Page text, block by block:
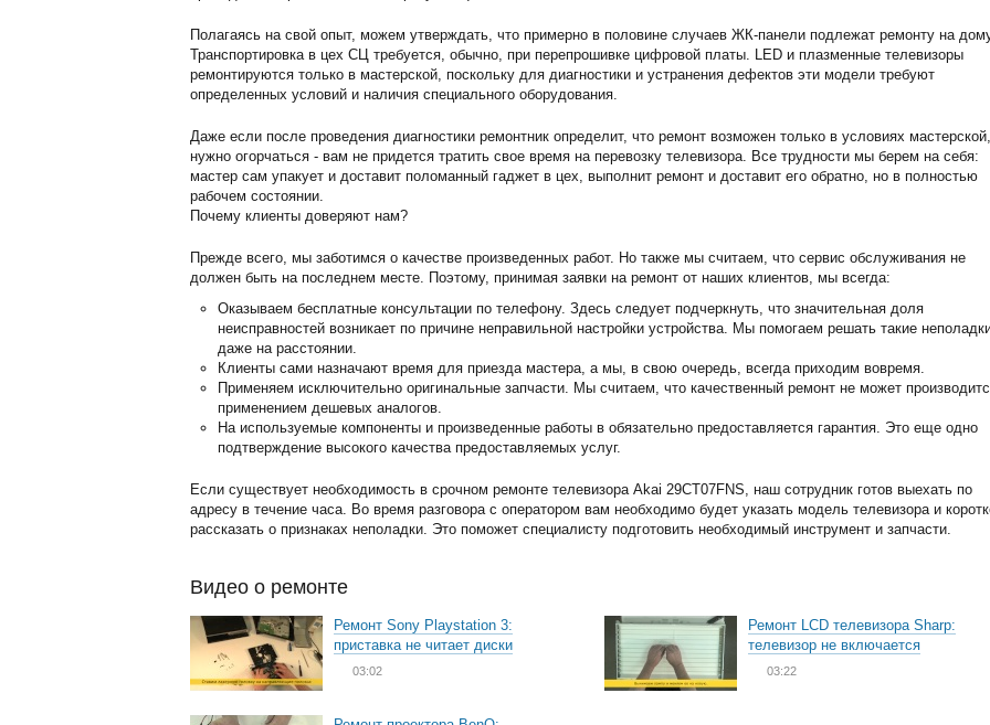
Полагаясь на свой опыт, можем утверждать, что примерно в половине случаев ЖК-панели подлежат ремонту на
Транспортировка в цех СЦ требуется, обычно, при перепрошивке цифровой платы. LED и плазменные телевизоры
ремонтируются только в мастерской, поскольку для диагностики и устранения дефектов эти модели требуют
определенных условий и наличия специального оборудования.
Даже если после проведения диагностики ремонтник определит, что ремонт возможен только в условиях
нужно огорчаться - вам не придется тратить свое время на перевозку телевизора. Все трудности мы берем на себя:
мастер сам упакует и доставит поломанный гаджет в цех, выполнит ремонт и доставит его обратно, но в полностью
рабочем состоянии.
Почему клиенты доверяют нам?
Прежде всего, мы заботимся о качестве произведенных работ. Но также мы считаем, что сервис обслуживания не
должен быть на последнем месте. Поэтому, принимая заявки на ремонт от наших клиентов, мы всегда:
Оказываем бесплатные консультации по телефону. Здесь следует подчеркнуть, что значительная доля
неисправностей возникает по причине неправильной настройки устройства. Мы помогаем решать такие
даже на расстоянии.
Клиенты сами назначают время для приезда мастера, а мы, в свою очередь, всегда приходим вовремя.
Применяем исключительно оригинальные запчасти. Мы считаем, что качественный ремонт не может
применением дешевых аналогов.
На используемые компоненты и произведенные работы в обязательно предоставляется гарантия. Это еще одно
подтверждение высокого качества предоставляемых услуг.
Если существует необходимость в срочном ремонте телевизора Akai 29CT07FNS, наш сотрудник готов выехать по
адресу в течение часа. Во время разговора с оператором вам необходимо будет указать модель телевизора и
рассказать о признаках неполадки. Это поможет специалисту подготовить необходимый инструмент и запчасти.
Видео о ремонте
Ремонт Sony Playstation 3:
приставка не читает диски
03:02
Ремонт LCD телевизора Sharp:
телевизор не включается
03:22